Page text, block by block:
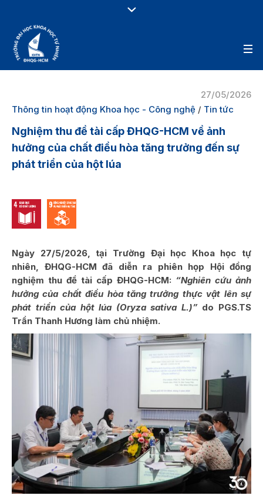
27/05/2026
Thông tin hoạt động Khoa học - Công nghệ / Tin tức
Nghiệm thu đề tài cấp ĐHQG-HCM về ảnh
hưởng của chất điều hòa tăng trưởng đến sự
phát triển của hột lúa
Ngày 27/5/2026, tại Trường Đại học Khoa học tự
nhiên, ĐHQG-HCM đã diễn ra phiên họp Hội đồng
nghiệm thu đề tài cấp ĐHQG-HCM: “Nghiên cứu ảnh
hưởng của chất điều hòa tăng trưởng thực vật lên sự
phát triển của hột lúa (Oryza sativa L.)”do PGS.TS
Trần Thanh Hương làm chủ nhiệm.